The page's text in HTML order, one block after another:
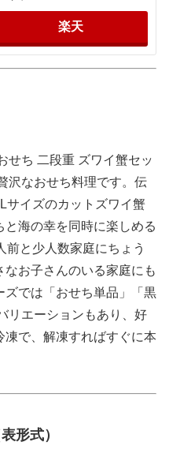
楽天
せち 二段重 ズワイ蟹セッ
沢なおせち料理です。伝
サイズのカットズワイ蟹
海の幸を同時に楽しめる
と少人数家庭にちょう
お子さんのいる家庭にも
ズでは「おせち単品」「黒
リエーションもあり、好
で、解凍すればすぐに本
形式）